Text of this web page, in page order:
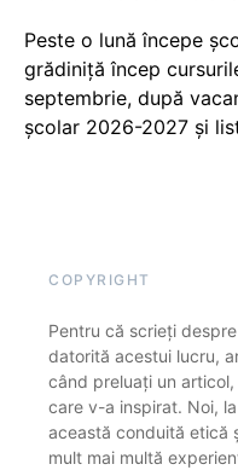
Peste o lună începe
grădiniță încep
septembrie, după
școlar 2026-2027 și
COPYRIGHT
Pentru că scrieți
datorită acestui lucru,
când preluați un
care v-a inspirat. Noi,
această conduită etică
mult mai multă